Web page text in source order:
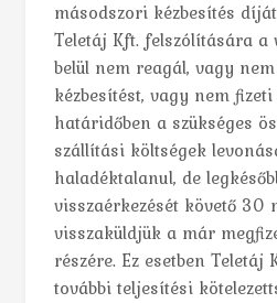
másodszori kézbesítés
Teletáj Kft. felszólítására a
belül nem reagál, vagy
kézbesítést, vagy nem
határidőben a szükséges
szállítási költségek
haladéktalanul, de
visszaérkezését követő 30
visszaküldjük a már
részére. Ez esetben
további teljesítési